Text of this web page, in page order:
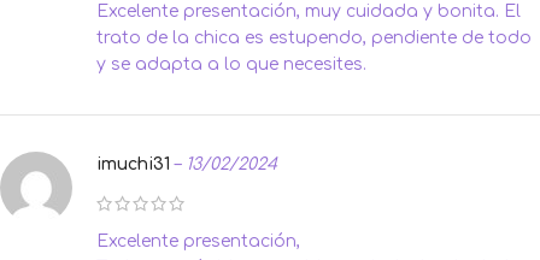
Excelente presentación, muy cuidada y bonita. El
trato de la chica es estupendo, pendiente de todo
y se adapta a lo que necesites.
imuchi31– 13/02/2024
Excelente presentación,